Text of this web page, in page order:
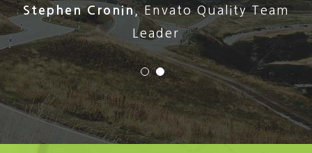
Stephen Cronin,Envato Quality Team
Leader